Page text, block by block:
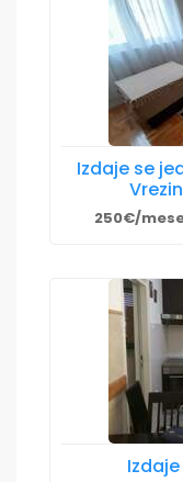
Izdaje se
250€/